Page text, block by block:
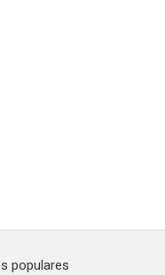
populares